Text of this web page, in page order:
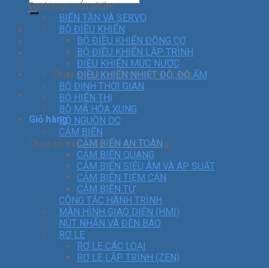
Chưa có sản phẩm trong giỏ hàng.
Giỏ hàng
Chưa có sản phẩm trong giỏ hàng.
Danh mục sản phẩm
BIẾN TẦN VÀ SERVO
BỘ ĐIỀU KHIỂN
BỘ ĐIỀU KHIỂN ĐỘNG CƠ
BỘ ĐIỀU KHIỂN LẬP TRÌNH
ĐIỀU KHIỂN MỨC NƯỚC
ĐIỀU KHIỂN NHIỆT ĐỘ, ĐỘ ẨM
BỘ ĐỊNH THỜI GIAN
BỘ HIỂN THỊ
BỘ MÃ HÓA XUNG
BỘ NGUỒN DC
CẢM BIẾN
CẢM BIẾN AN TOÀN
CẢM BIẾN QUANG
CẢM BIẾN SIÊU ÂM VÀ ÁP SUẤT
CẢM BIẾN TIỆM CẬN
CẢM BIẾN TỪ
CÔNG TẮC HÀNH TRÌNH
MÀN HÌNH GIAO DIỆN (HMI)
NÚT NHẤN VÀ ĐÈN BÁO
RƠ LE
RƠ LE CÁC LOẠI
RƠ LE LẬP TRÌNH (ZEN)